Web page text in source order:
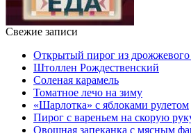
Свежие записи
Открытый пирог из дрожжевого
Штоллен Рождественский
Соленая карамель
Томатное лечо на зиму
«Шарлотка» с яблоками рулетом
Пирог с вареньем на скорую
Овощная запеканка с мясным